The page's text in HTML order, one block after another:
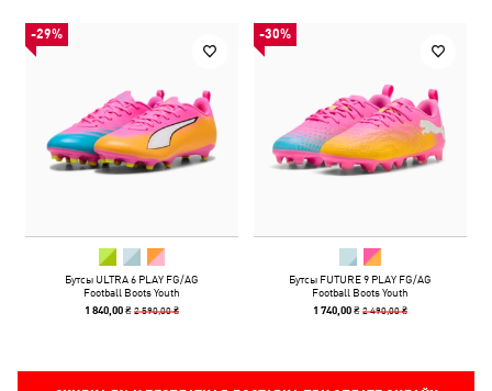
-29%
Бутсы ULTRA 6 PLAY FG/AG
Football Boots Youth
1 840,00 ₴2 590,00 ₴
-30%
Бутсы FUTURE 9 PLAY FG/AG
Football Boots Youth
1 740,00 ₴2 490,00 ₴